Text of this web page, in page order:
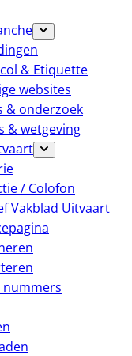
& Etiquette
websites
& onderzoek
& wetgeving
/ Colofon
Vakblad Uitvaart
nummers